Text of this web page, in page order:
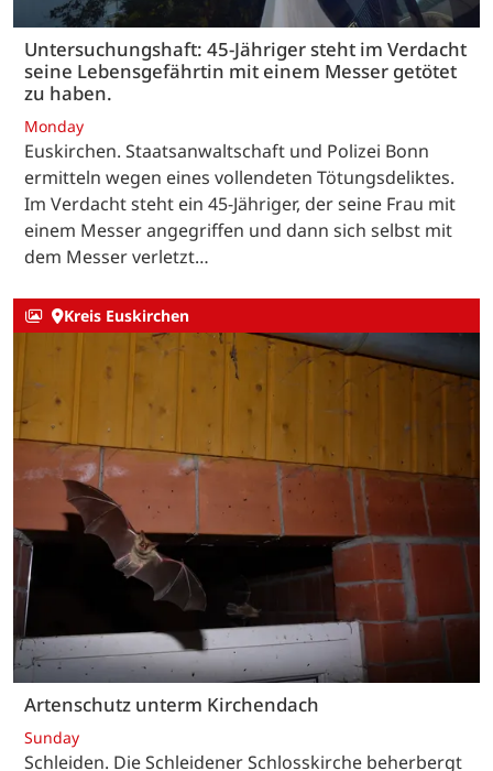
Untersuchungshaft: 45-Jähriger steht im Verdacht
seine Lebensgefährtin mit einem Messer getötet
zu haben.
Monday
Euskirchen. Staatsanwaltschaft und Polizei Bonn
ermitteln wegen eines vollendeten Tötungsdeliktes.
Im Verdacht steht ein 45-Jähriger, der seine Frau mit
einem Messer angegriffen und dann sich selbst mit
dem Messer verletzt…
Kreis Euskirchen
Artenschutz unterm Kirchendach
Sunday
Schleiden. Die Schleidener Schlosskirche beherbergt